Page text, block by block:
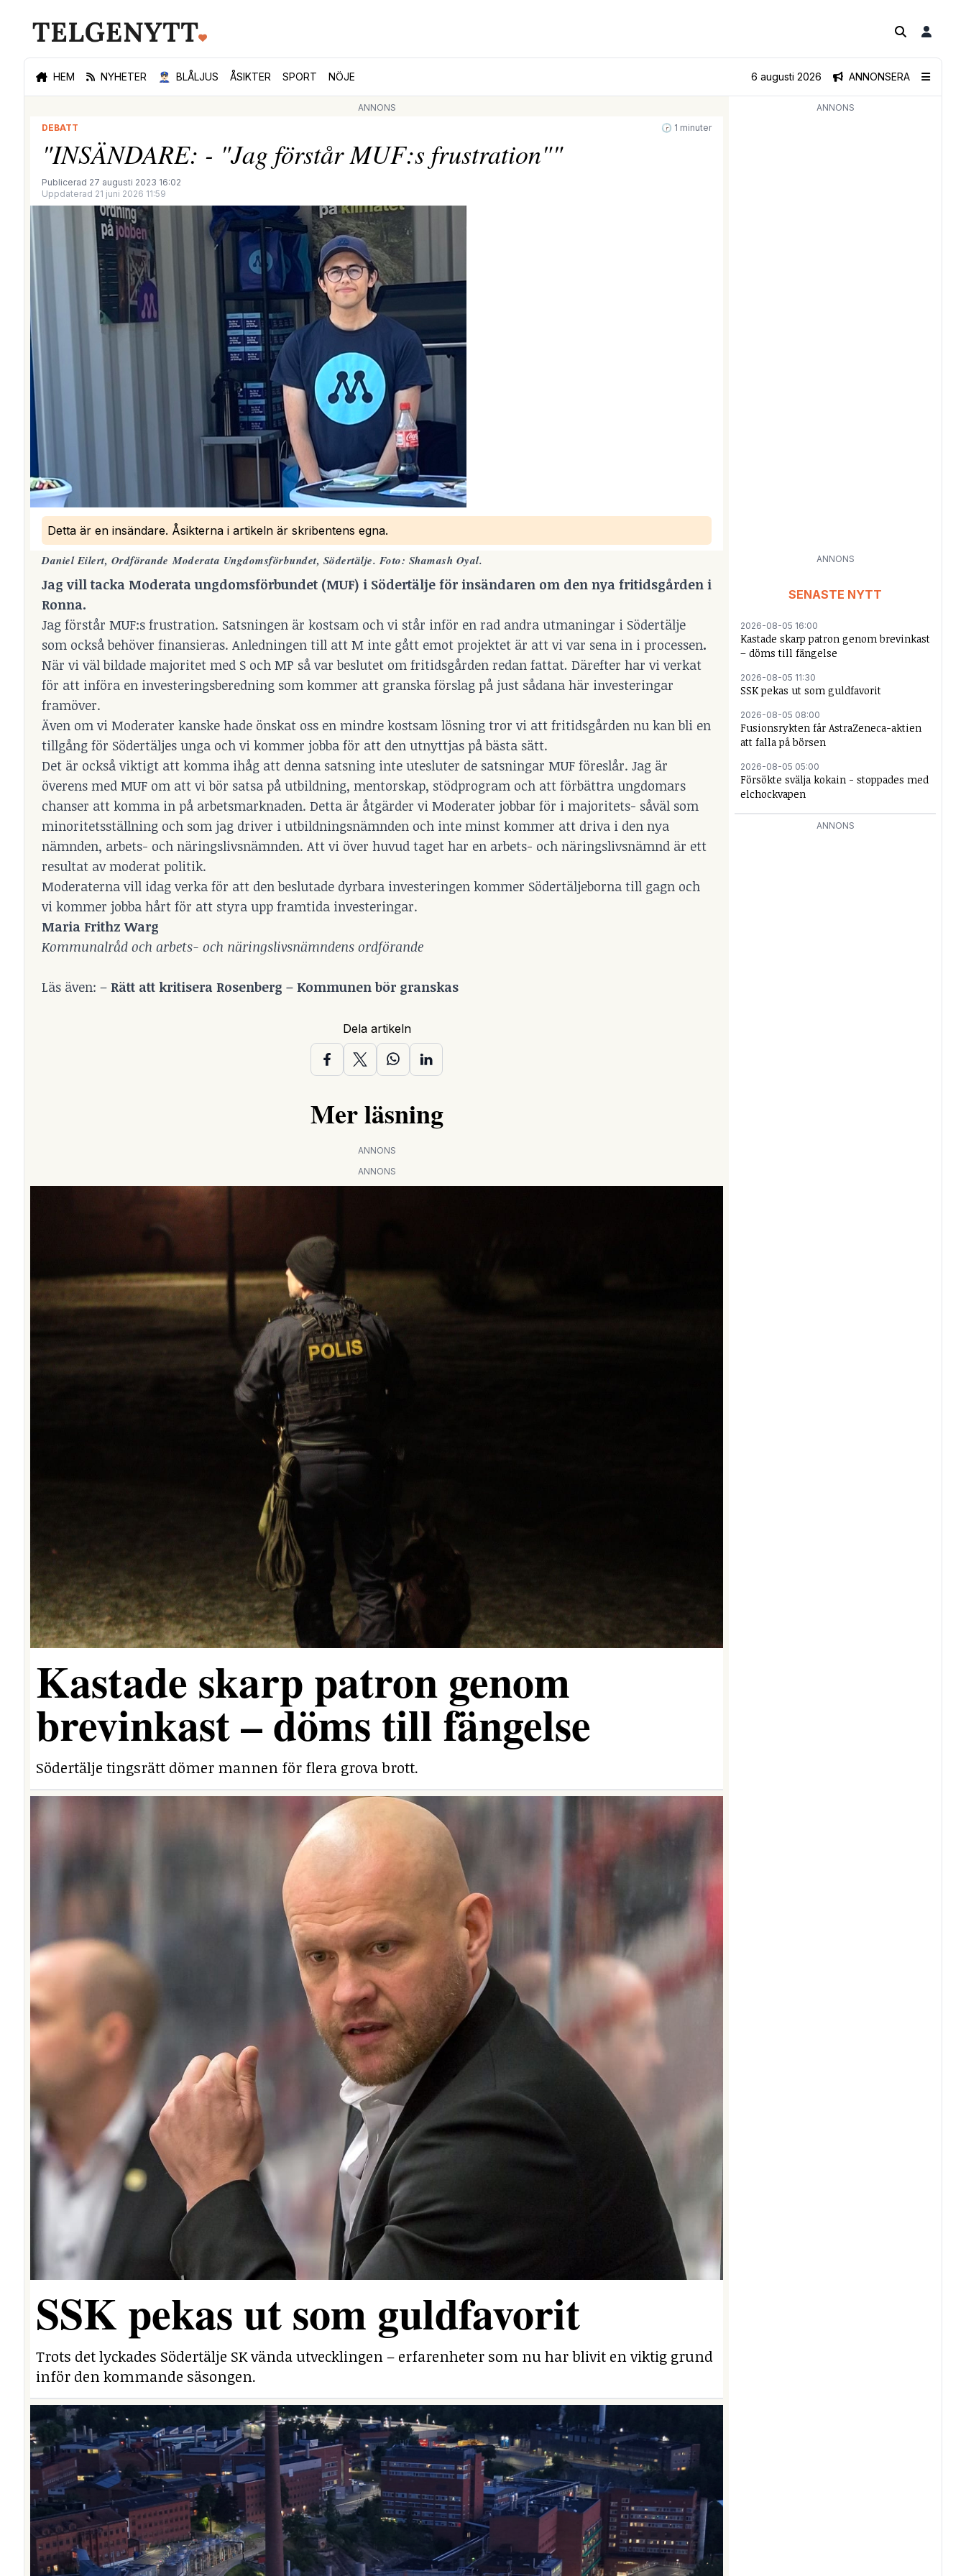
HEM NYHETER 👮🏻‍♂️ BLÅLJUS ÅSIKTER SPORT NÖJE ANNONSERA
6 augusti 2026
ANNONS
DEBATT
🕝 1 minuter
"INSÄNDARE: - "Jag förstår MUF:s frustration""
Publicerad 27 augusti 2023 16:02
Uppdaterad 21 juni 2026 11:59
Detta är en insändare. Åsikterna i artikeln är skribentens egna.
Daniel Eilert, Ordförande Moderata Ungdomsförbundet, Södertälje. Foto: Shamash Oyal.
Jag vill tacka Moderata ungdomsförbundet (MUF) i Södertälje för insändaren om den nya fritidsgården i
Ronna.
Jag förstår MUF:s frustration. Satsningen är kostsam och vi står inför en rad andra utmaningar i Södertälje
som också behöver finansieras. Anledningen till att M inte gått emot projektet är att vi var sena in i processen.
När vi väl bildade majoritet med S och MP så var beslutet om fritidsgården redan fattat. Därefter har vi verkat
för att införa en investeringsberedning som kommer att granska förslag på just sådana här investeringar
framöver.
Även om vi Moderater kanske hade önskat oss en mindre kostsam lösning tror vi att fritidsgården nu kan bli en
tillgång för Södertäljes unga och vi kommer jobba för att den utnyttjas på bästa sätt.
Det är också viktigt att komma ihåg att denna satsning inte utesluter de satsningar MUF föreslår. Jag är
överens med MUF om att vi bör satsa på utbildning, mentorskap, stödprogram och att förbättra ungdomars
chanser att komma in på arbetsmarknaden. Detta är åtgärder vi Moderater jobbar för i majoritets- såväl som
minoritetsställning och som jag driver i utbildningsnämnden och inte minst kommer att driva i den nya
nämnden, arbets- och näringslivsnämnden. Att vi över huvud taget har en arbets- och näringslivsnämnd är ett
resultat av moderat politik.
Moderaterna vill idag verka för att den beslutade dyrbara investeringen kommer Södertäljeborna till gagn och
vi kommer jobba hårt för att styra upp framtida investeringar.
Maria Frithz Warg
Kommunalråd och arbets- och näringslivsnämndens ordförande
Läs även: – Rätt att kritisera Rosenberg – Kommunen bör granskas
Dela artikeln
Mer läsning
ANNONS
ANNONS
Kastade skarp patron genom
brevinkast – döms till fängelse
Södertälje tingsrätt dömer mannen för flera grova brott.
SSK pekas ut som guldfavorit
Trots det lyckades Södertälje SK vända utvecklingen – erfarenheter som nu har blivit en viktig grund
inför den kommande säsongen.
ANNONS
ANNONS
SENASTE NYTT
2026-08-05 16:00
Kastade skarp patron genom brevinkast
– döms till fängelse
2026-08-05 11:30
SSK pekas ut som guldfavorit
2026-08-05 08:00
Fusionsrykten får AstraZeneca-aktien
att falla på börsen
2026-08-05 05:00
Försökte svälja kokain - stoppades med
elchockvapen
ANNONS